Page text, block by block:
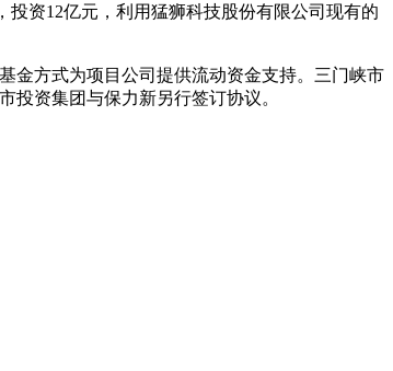
资12亿元，利用猛狮科技股份有限公司现有的
金方式为项目公司提供流动资金支持。三门峡市
投资集团与保力新另行签订协议。